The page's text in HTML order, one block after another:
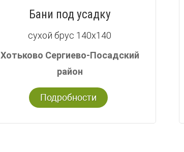
Бани под усадку
сухой брус 140х140
Хотьково Сергиево-Посадский
район
Подробности